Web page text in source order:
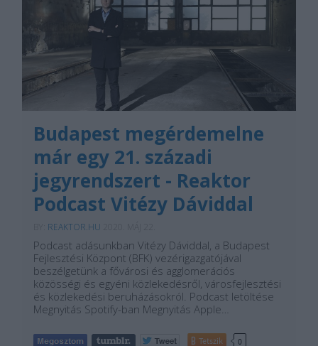
Budapest megérdemelne
már egy 21. századi
jegyrendszert - Reaktor
Podcast Vitézy Dáviddal
REAKTOR.HU
Podcast adásunkban Vitézy Dáviddal, a Budapest
Fejlesztési Központ (BFK) vezérigazgatójával
beszélgetünk a fővárosi és agglomerációs
közösségi és egyéni közlekedésről, városfejlesztési
és közlekedési beruházásokról. Podcast letöltése
Megnyitás Spotify-ban Megnyitás Apple…
Tetszik 0